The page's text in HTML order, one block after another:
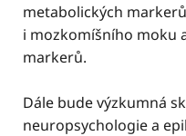
metabolických
i mozkomíšního moku
markerů.
Dále bude výzkumná
neuropsychologie a